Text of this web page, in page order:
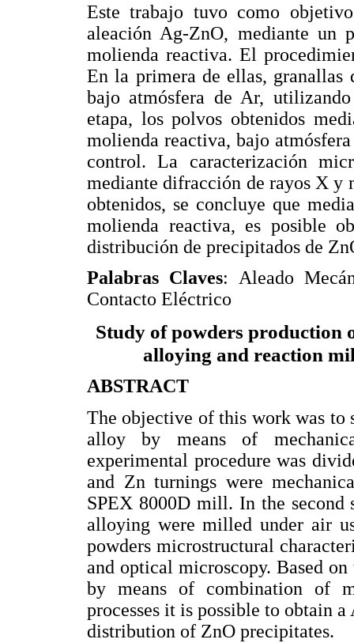
Este trabajo tuvo como
aleación Ag-ZnO, mediante un
molienda reactiva. El
En la primera de ellas, granallas
bajo atmósfera de Ar,
etapa, los polvos obtenidos
molienda reactiva, bajo
control. La caracterización
mediante difracción de rayos X y
obtenidos, se concluye que
molienda reactiva, es posible
distribución de precipitados de
Palabras Claves: Aleado
Contacto Eléctrico
Study of powders production
alloying and reaction
ABSTRACT
The objective of this work was to
alloy by means of
experimental procedure was
and Zn turnings were
SPEX 8000D mill. In the second
alloying were milled under air
powders microstructural
and optical microscopy. Based
by means of combination of
processes it is possible to obtain
distribution of ZnO precipitates.